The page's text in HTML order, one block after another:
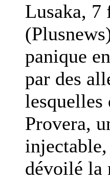
Lusaka, 7
panique
par des
lesquelles
Provera,
dévoilé la